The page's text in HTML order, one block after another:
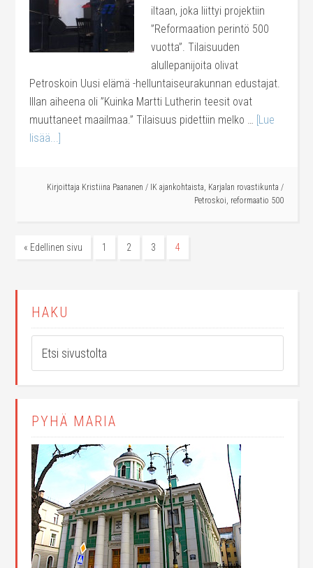
iltaan, joka liittyi projektiin
”Reformaation perintö 500
vuotta”. Tilaisuuden
alullepanijoita olivat
Petroskoin Uusi elämä -helluntaiseurakunnan edustajat.
Illan aiheena oli ”Kuinka Martti Lutherin teesit ovat
muuttaneet maailmaa.” Tilaisuus pidettiin melko … [Lue
lisää...]
Kirjoittaja Kristiina Paananen / IK ajankohtaista, Karjalan rovastikunta /
Petroskoi, reformaatio 500
« Edellinen sivu 1 2 3 4
HAKU
PYHÄ MARIA